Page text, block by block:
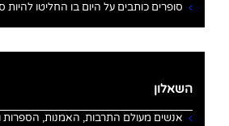
סופרים כותבים על היום בו החליטו להיות
השאלון
אנשים מעולם התרבות, האמנות, הספרות